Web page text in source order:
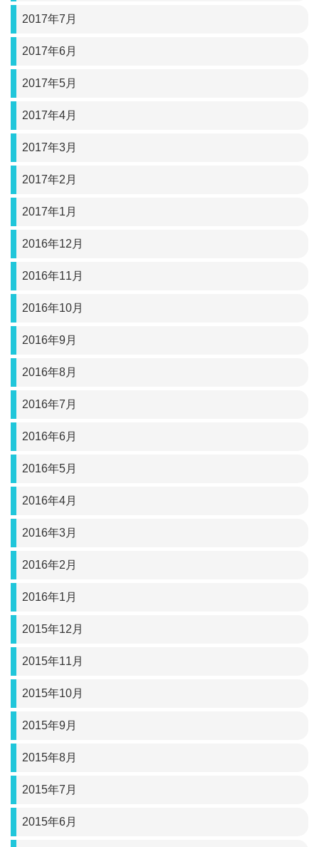
2017年7月
2017年6月
2017年5月
2017年4月
2017年3月
2017年2月
2017年1月
2016年12月
2016年11月
2016年10月
2016年9月
2016年8月
2016年7月
2016年6月
2016年5月
2016年4月
2016年3月
2016年2月
2016年1月
2015年12月
2015年11月
2015年10月
2015年9月
2015年8月
2015年7月
2015年6月